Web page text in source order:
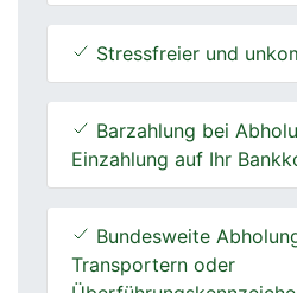
Stressfreier und
Barzahlung bei
Einzahlung auf Ihr
Bundesweite
Transportern oder